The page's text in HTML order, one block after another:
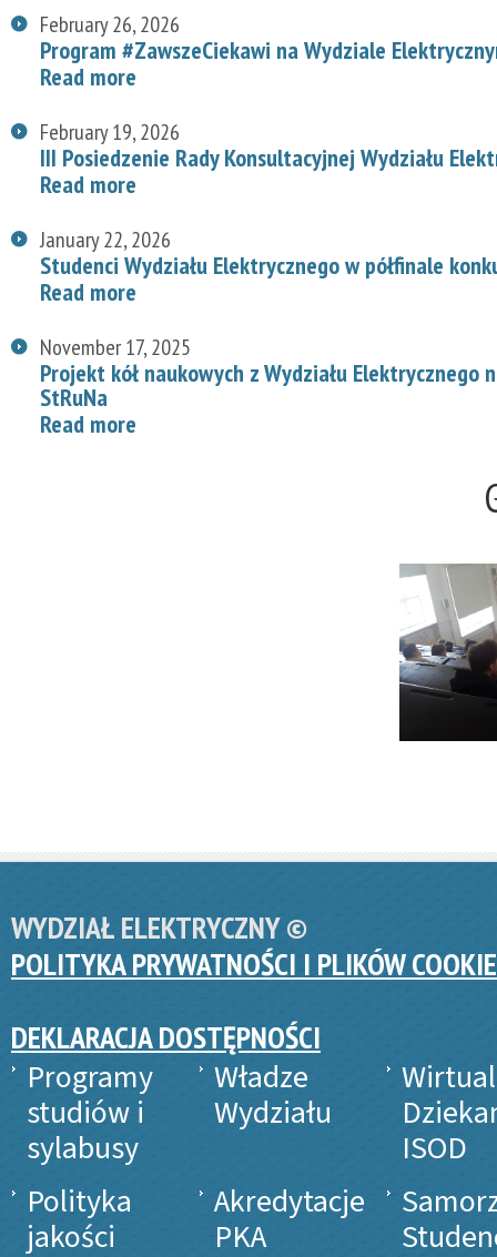
February 26, 2026
Program #ZawszeCiekawi na Wydziale
Read more
February 19, 2026
III Posiedzenie Rady Konsultacyjnej Wydziału
Read more
January 22, 2026
Studenci Wydziału Elektrycznego w półfinale
Read more
November 17, 2025
Projekt kół naukowych z Wydziału
StRuNa
Read more
WYDZIAŁ ELEKTRYCZNY ©
POLITYKA PRYWATNOŚCI I PLIKÓW
DEKLARACJA DOSTĘPNOŚCI
Programy
studiów i
sylabusy
Władze
Wydziału
ISOD
Polityka
jakości
Akredytacje
PKA